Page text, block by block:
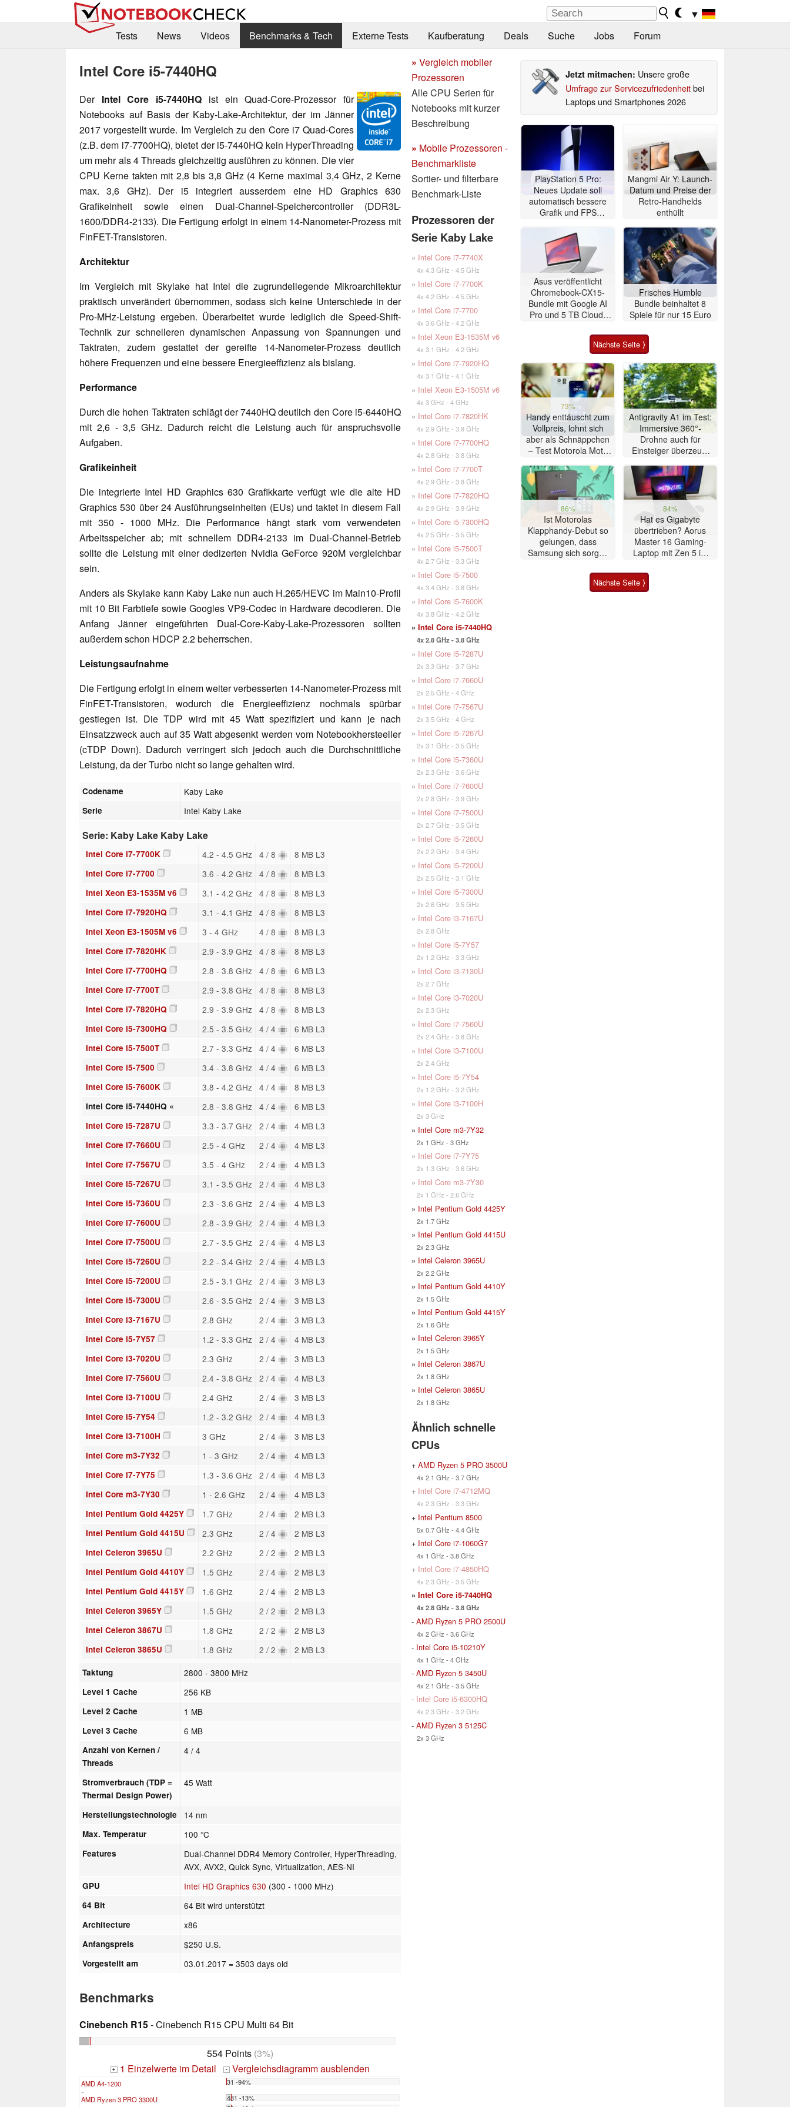
▼
Tests
News Videos Benchmarks & Tech Externe Tests Kaufberatung Deals Suche Jobs Forum
Intel Core i5-7440HQ
Der Intel Core i5-7440HQ ist ein Quad-Core-Prozessor für
Notebooks auf Basis der Kaby-Lake-Architektur, der im Jänner
2017 vorgestellt wurde. Im Vergleich zu den Core i7 Quad-Cores
(z.B. dem i7-7700HQ), bietet der i5-7440HQ kein HyperThreading
um mehr als 4 Threads gleichzeitig ausführen zu können. Die vier
CPU Kerne takten mit 2,8 bis 3,8 GHz (4 Kerne maximal 3,4 GHz, 2 Kerne
max. 3,6 GHz). Der i5 integriert ausserdem eine HD Graphics 630
Grafikeinheit sowie einen Dual-Channel-Speichercontroller (DDR3L-
1600/DDR4-2133). Die Fertigung erfolgt in einem 14-Nanometer-Prozess mit
FinFET-Transistoren.
Architektur
Im Vergleich mit Skylake hat Intel die zugrundeliegende Mikroarchitektur
praktisch unverändert übernommen, sodass sich keine Unterschiede in der
Pro-MHz-Leistung ergeben. Überarbeitet wurde lediglich die Speed-Shift-
Technik zur schnelleren dynamischen Anpassung von Spannungen und
Taktraten, zudem gestattet der gereifte 14-Nanometer-Prozess deutlich
höhere Frequenzen und eine bessere Energieeffizienz als bislang.
Performance
Durch die hohen Taktraten schlägt der 7440HQ deutlich den Core i5-6440HQ
mit 2,6 - 3,5 GHz. Dadurch reicht die Leistung auch für anspruchsvolle
Aufgaben.
Grafikeinheit
Die integrierte Intel HD Graphics 630 Grafikkarte verfügt wie die alte HD
Graphics 530 über 24 Ausführungseinheiten (EUs) und taktet in diesem Fall
mit 350 - 1000 MHz. Die Performance hängt stark vom verwendeten
Arbeitsspeicher ab; mit schnellem DDR4-2133 im Dual-Channel-Betrieb
sollte die Leistung mit einer dedizerten Nvidia GeForce 920M vergleichbar
sein.
Anders als Skylake kann Kaby Lake nun auch H.265/HEVC im Main10-Profil
mit 10 Bit Farbtiefe sowie Googles VP9-Codec in Hardware decodieren. Die
Anfang Jänner eingeführten Dual-Core-Kaby-Lake-Prozessoren sollten
außerdem schon HDCP 2.2 beherrschen.
Leistungsaufnahme
Die Fertigung erfolgt in einem weiter verbesserten 14-Nanometer-Prozess mit
FinFET-Transistoren, wodurch die Energieeffizienz nochmals spürbar
gestiegen ist. Die TDP wird mit 45 Watt spezifiziert und kann je nach
Einsatzzweck auch auf 35 Watt abgesenkt werden vom Notebookhersteeller
(cTDP Down). Dadurch verringert sich jedoch auch die Durchschnittliche
Leistung, da der Turbo nicht so lange gehalten wird.
Codename Kaby Lake
Serie Intel Kaby Lake
Serie: Kaby Lake Kaby Lake
Intel Core i7-7700K 4.2 - 4.5 GHz 4 / 8 8 MB L3
Intel Core i7-7700 3.6 - 4.2 GHz 4 / 8 8 MB L3
Intel Xeon E3-1535M v6 3.1 - 4.2 GHz 4 / 8 8 MB L3
Intel Core i7-7920HQ 3.1 - 4.1 GHz 4 / 8 8 MB L3
Intel Xeon E3-1505M v6 3 - 4 GHz 4 / 8 8 MB L3
Intel Core i7-7820HK 2.9 - 3.9 GHz 4 / 8 8 MB L3
Intel Core i7-7700HQ 2.8 - 3.8 GHz 4 / 8 6 MB L3
Intel Core i7-7700T 2.9 - 3.8 GHz 4 / 8 8 MB L3
Intel Core i7-7820HQ 2.9 - 3.9 GHz 4 / 8 8 MB L3
Intel Core i5-7300HQ 2.5 - 3.5 GHz 4 / 4 6 MB L3
Intel Core i5-7500T 2.7 - 3.3 GHz 4 / 4 6 MB L3
Intel Core i5-7500 3.4 - 3.8 GHz 4 / 4 6 MB L3
Intel Core i5-7600K 3.8 - 4.2 GHz 4 / 4 8 MB L3
Intel Core i5-7440HQ « 2.8 - 3.8 GHz 4 / 4 6 MB L3
Intel Core i5-7287U 3.3 - 3.7 GHz 2 / 4 4 MB L3
Intel Core i7-7660U 2.5 - 4 GHz 2 / 4 4 MB L3
Intel Core i7-7567U 3.5 - 4 GHz 2 / 4 4 MB L3
Intel Core i5-7267U 3.1 - 3.5 GHz 2 / 4 4 MB L3
Intel Core i5-7360U 2.3 - 3.6 GHz 2 / 4 4 MB L3
Intel Core i7-7600U 2.8 - 3.9 GHz 2 / 4 4 MB L3
Intel Core i7-7500U 2.7 - 3.5 GHz 2 / 4 4 MB L3
Intel Core i5-7260U 2.2 - 3.4 GHz 2 / 4 4 MB L3
Intel Core i5-7200U 2.5 - 3.1 GHz 2 / 4 3 MB L3
Intel Core i5-7300U 2.6 - 3.5 GHz 2 / 4 3 MB L3
Intel Core i3-7167U 2.8 GHz 2 / 4 3 MB L3
Intel Core i5-7Y57 1.2 - 3.3 GHz 2 / 4 4 MB L3
Intel Core i3-7020U 2.3 GHz 2 / 4 3 MB L3
Intel Core i7-7560U 2.4 - 3.8 GHz 2 / 4 4 MB L3
Intel Core i3-7100U 2.4 GHz 2 / 4 3 MB L3
Intel Core i5-7Y54 1.2 - 3.2 GHz 2 / 4 4 MB L3
Intel Core i3-7100H 3 GHz 2 / 4 3 MB L3
Intel Core m3-7Y32 1 - 3 GHz 2 / 4 4 MB L3
Intel Core i7-7Y75 1.3 - 3.6 GHz 2 / 4 4 MB L3
Intel Core m3-7Y30 1 - 2.6 GHz 2 / 4 4 MB L3
Intel Pentium Gold 4425Y 1.7 GHz 2 / 4 2 MB L3
Intel Pentium Gold 4415U 2.3 GHz 2 / 4 2 MB L3
Intel Celeron 3965U 2.2 GHz 2 / 2 2 MB L3
Intel Pentium Gold 4410Y 1.5 GHz 2 / 4 2 MB L3
Intel Pentium Gold 4415Y 1.6 GHz 2 / 4 2 MB L3
Intel Celeron 3965Y 1.5 GHz 2 / 2 2 MB L3
Intel Celeron 3867U 1.8 GHz 2 / 2 2 MB L3
Intel Celeron 3865U 1.8 GHz 2 / 2 2 MB L3
Taktung 2800 - 3800 MHz
Level 1 Cache 256 KB
Level 2 Cache 1 MB
Level 3 Cache 6 MB
Anzahl von Kernen /
Threads
4 / 4
Stromverbrauch (TDP =
Thermal Design Power)
45 Watt
Herstellungstechnologie 14 nm
Max. Temperatur 100 °C
Features
Dual-Channel DDR4 Memory Controller, HyperThreading,
AVX, AVX2, Quick Sync, Virtualization, AES-NI
GPU Intel HD Graphics 630 (300 - 1000 MHz)
64 Bit 64 Bit wird unterstützt
Architecture x86
Anfangspreis $250 U.S.
Vorgestellt am 03.01.2017 = 3503 days old
Benchmarks
Cinebench R15- Cinebench R15 CPU Multi 64 Bit
554 Points (3%)
+ 1 Einzelwerte im Detail - Vergleichsdiagramm ausblenden
AMD A4-1200 31 -94%
AMD Ryzen 3 PRO 3300U
481 -13%
» Vergleich mobiler
Prozessoren
Alle CPU Serien für
Notebooks mit kurzer
Beschreibung
» Mobile Prozessoren -
Benchmarkliste
Sortier- und filterbare
Benchmark-Liste
Prozessoren der
Serie Kaby Lake
» Intel Core i7-7740X
4x 4.3 GHz - 4.5 GHz
» Intel Core i7-7700K
4x 4.2 GHz - 4.5 GHz
» Intel Core i7-7700
4x 3.6 GHz - 4.2 GHz
» Intel Xeon E3-1535M v6
4x 3.1 GHz - 4.2 GHz
» Intel Core i7-7920HQ
4x 3.1 GHz - 4.1 GHz
» Intel Xeon E3-1505M v6
4x 3 GHz - 4 GHz
» Intel Core i7-7820HK
4x 2.9 GHz - 3.9 GHz
» Intel Core i7-7700HQ
4x 2.8 GHz - 3.8 GHz
» Intel Core i7-7700T
4x 2.9 GHz - 3.8 GHz
» Intel Core i7-7820HQ
4x 2.9 GHz - 3.9 GHz
» Intel Core i5-7300HQ
4x 2.5 GHz - 3.5 GHz
» Intel Core i5-7500T
4x 2.7 GHz - 3.3 GHz
» Intel Core i5-7500
4x 3.4 GHz - 3.8 GHz
» Intel Core i5-7600K
4x 3.8 GHz - 4.2 GHz
» Intel Core i5-7440HQ
4x 2.8 GHz - 3.8 GHz
» Intel Core i5-7287U
2x 3.3 GHz - 3.7 GHz
» Intel Core i7-7660U
2x 2.5 GHz - 4 GHz
» Intel Core i7-7567U
2x 3.5 GHz - 4 GHz
» Intel Core i5-7267U
2x 3.1 GHz - 3.5 GHz
» Intel Core i5-7360U
2x 2.3 GHz - 3.6 GHz
» Intel Core i7-7600U
2x 2.8 GHz - 3.9 GHz
» Intel Core i7-7500U
2x 2.7 GHz - 3.5 GHz
» Intel Core i5-7260U
2x 2.2 GHz - 3.4 GHz
» Intel Core i5-7200U
2x 2.5 GHz - 3.1 GHz
» Intel Core i5-7300U
2x 2.6 GHz - 3.5 GHz
» Intel Core i3-7167U
2x 2.8 GHz
» Intel Core i5-7Y57
2x 1.2 GHz - 3.3 GHz
» Intel Core i3-7130U
2x 2.7 GHz
» Intel Core i3-7020U
2x 2.3 GHz
» Intel Core i7-7560U
2x 2.4 GHz - 3.8 GHz
» Intel Core i3-7100U
2x 2.4 GHz
» Intel Core i5-7Y54
2x 1.2 GHz - 3.2 GHz
» Intel Core i3-7100H
2x 3 GHz
» Intel Core m3-7Y32
2x 1 GHz - 3 GHz
» Intel Core i7-7Y75
2x 1.3 GHz - 3.6 GHz
» Intel Core m3-7Y30
2x 1 GHz - 2.6 GHz
» Intel Pentium Gold 4425Y
2x 1.7 GHz
» Intel Pentium Gold 4415U
2x 2.3 GHz
» Intel Celeron 3965U
2x 2.2 GHz
» Intel Pentium Gold 4410Y
2x 1.5 GHz
» Intel Pentium Gold 4415Y
2x 1.6 GHz
» Intel Celeron 3965Y
2x 1.5 GHz
» Intel Celeron 3867U
2x 1.8 GHz
» Intel Celeron 3865U
2x 1.8 GHz
Ähnlich schnelle
CPUs
+ AMD Ryzen 5 PRO 3500U
4x 2.1 GHz - 3.7 GHz
+ Intel Core i7-4712MQ
4x 2.3 GHz - 3.3 GHz
+ Intel Pentium 8500
5x 0.7 GHz - 4.4 GHz
+ Intel Core i7-1060G7
4x 1 GHz - 3.8 GHz
+ Intel Core i7-4850HQ
4x 2.3 GHz - 3.5 GHz
» Intel Core i5-7440HQ
4x 2.8 GHz - 3.8 GHz
- AMD Ryzen 5 PRO 2500U
4x 2 GHz - 3.6 GHz
- Intel Core i5-10210Y
4x 1 GHz - 4 GHz
- AMD Ryzen 5 3450U
4x 2.1 GHz - 3.5 GHz
- Intel Core i5-6300HQ
4x 2.3 GHz - 3.2 GHz
- AMD Ryzen 3 5125C
2x 3 GHz
Jetzt mitmachen: Unsere große
Umfrage zur Servicezufriedenheitbei
Laptops und Smartphones 2026
PlayStation 5 Pro:
Neues Update soll
automatisch bessere
Grafik und FPS
Mangmi Air Y: Launch-
Datum und Preise der
Retro-Handhelds
enthüllt
Asus veröffentlicht
Chromebook-CX15-
Bundle mit Google AI
Pro und 5 TB Cloud-
Frisches Humble
Bundle beinhaltet 8
Spiele für nur 15 Euro
Nächste Seite ⟩
73%
Handy enttäuscht zum
Vollpreis, lohnt sich
aber als Schnäppchen
– Test Motorola Moto
Antigravity A1 im Test:
Immersive 360°-
Drohne auch für
Einsteiger überzeugt
86%
Ist Motorolas
Klapphandy-Debut so
gelungen, dass
Samsung sich sorgen
Smartphone im Test
84%
Hat es Gigabyte
übertrieben? Aorus
Master 16 Gaming-
Laptop mit Zen 5 im
Nächste Seite ⟩